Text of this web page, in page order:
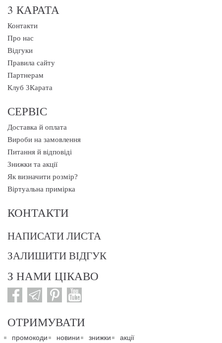
3 КАРАТА
Контакти
Про нас
Відгуки
Правила сайту
Партнерам
Клуб 3Карата
СЕРВІС
Доставка й оплата
Вироби на замовлення
Питання й відповіді
Знижки та акції
Як визначити розмір?
Віртуальна примірка
КОНТАКТИ
НАПИСАТИ ЛИСТА
ЗАЛИШИТИ ВІДГУК
З НАМИ ЦІКАВО
ОТРИМУВАТИ
промокоди новини знижки акції